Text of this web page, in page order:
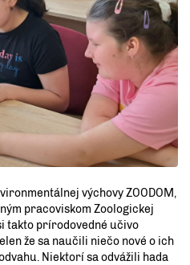
výchovy ZOODOM,
pracoviskom Zoologickej
takto prírodovedné učivo
že sa naučili niečo nové o ich
Niektorí sa odvážili hada